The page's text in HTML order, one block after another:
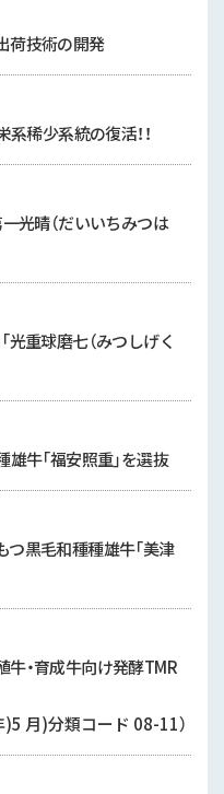
荷技術の開発
系稀少系統の復活！！
一光晴（だいいちみつは
光重球磨七（みつしげく
牛「福安照重」を選抜
黒毛和種種雄牛「美津
・育成牛向け発酵TMR
月)分類コード 08-11）